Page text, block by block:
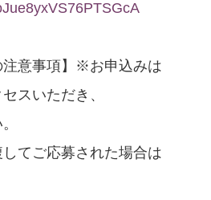
注意事項】※お申込みは
スいただき、
てご応募された場合は